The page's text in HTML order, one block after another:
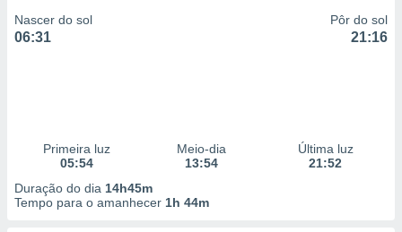
Nascer do sol
06:31
Pôr do sol
21:16
Primeira luz
05:54
Meio-dia
13:54
Última luz
21:52
Duração do dia 14h45m
Tempo para o amanhecer 1h 44m